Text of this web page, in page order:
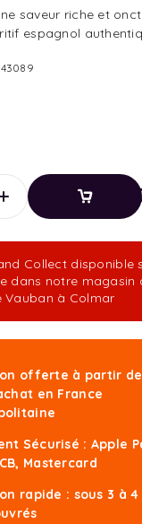
saveur riche et
espagnol
Panier
Ajouter
Au
Panier
Collect disponible
dans notre magasin
Vauban à Colmar
offerte à partir de
en France
Sécurisé : Apple
Mastercard
rapide : sous 3 à 4